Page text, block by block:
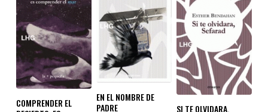
COMPRENDER EL
EN EL NOMBRE DE
PADRE
SI TE OLVIDARA,